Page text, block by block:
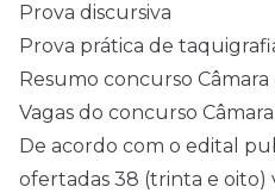
Prova discursiva
Prova prática de
Resumo concurso
Vagas do concurso
De acordo com o edital
ofertadas 38 (trinta e oito)